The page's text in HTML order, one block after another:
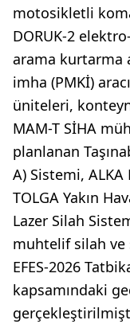
motosikletli
DORUK-2
arama kurtarma
imha (PMKİ)
üniteleri,
MAM-T SİHA
planlanan
A) Sistemi, ALKA
TOLGA Yakın
Lazer Silah
muhtelif silah ve
EFES-2026
kapsamındaki